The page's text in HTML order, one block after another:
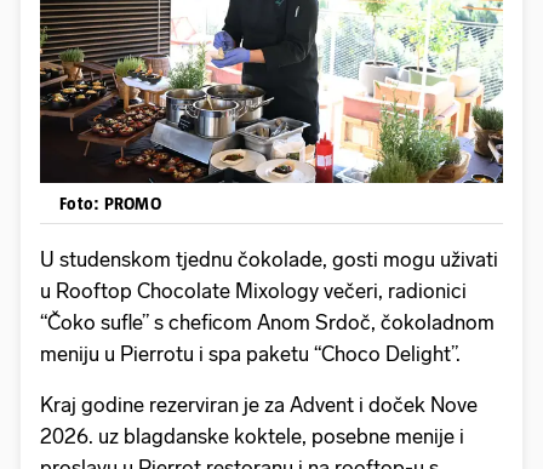
Foto: PROMO
U studenskom tjednu čokolade, gosti mogu uživati
u Rooftop Chocolate Mixology večeri, radionici
“Čoko sufle” s cheficom Anom Srdoč, čokoladnom
meniju u Pierrotu i spa paketu “Choco Delight”.
Kraj godine rezerviran je za Advent i doček Nove
2026. uz blagdanske koktele, posebne menije i